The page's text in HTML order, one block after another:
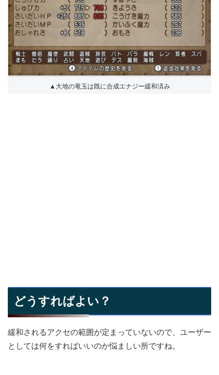
▲大地の竜玉は既に合成エナジー緩和済み
どうすればよい？
緩和されるアクセの範囲が定まっていないので、ユーザー
としては何をすればいいのか悩ましい所ですね。